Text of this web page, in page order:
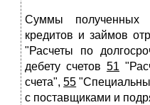
Суммы полученных
кредитов и займов
"Расчеты по
дебету счетов 51
счета",55
с поставщиками и